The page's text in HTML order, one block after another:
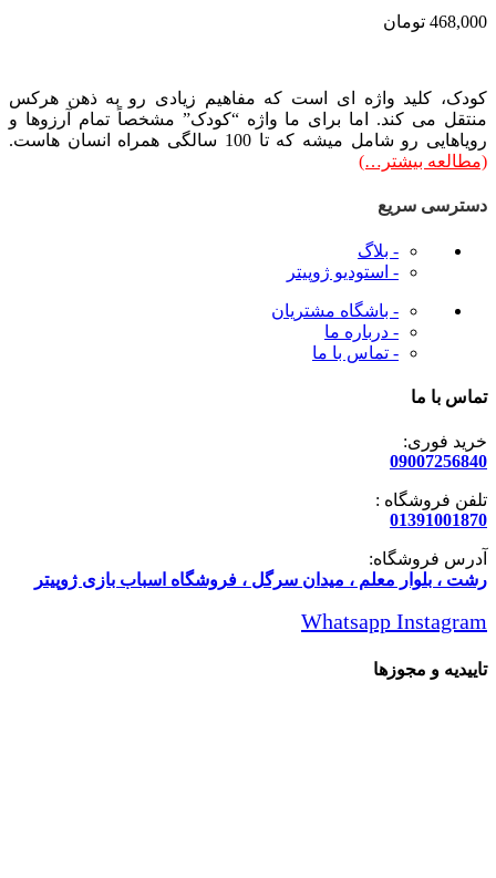
468,000 تومان
کودک، کلید واژه ای است که مفاهیم زیادی رو به ذهن هرکس
منتقل می کند. اما برای ما واژه “کودک” مشخصاً تمام آرزوها و
رویاهایی رو شامل میشه که تا 100 سالگی همراه انسان هاست.
(مطالعه بیشتر…)
دسترسی سریع
- بلاگ
- استودیو ژوپیتر
- باشگاه مشتریان
- درباره ما
- تماس با ما
تماس با ما
خرید فوری:
09007256840
تلفن فروشگاه :
01391001870
آدرس فروشگاه:
رشت ، بلوار معلم ، میدان سرگل ، فروشگاه اسباب بازی ژوپیتر
Whatsapp Instagram
تاییدیه و مجوزها